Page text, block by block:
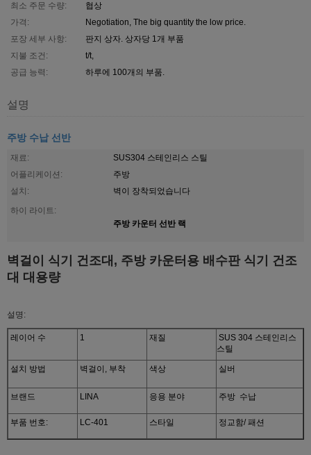
최소 주문 수량:
협상
가격:
Negotiation, The big quantity the low price.
포장 세부 사항:
판지 상자. 상자당 1개 부품
지불 조건:
t/t,
공급 능력:
하루에 100개의 부품.
설명
주방 수납 선반
재료:
SUS304 스테인리스 스틸
어플리케이션:
주방
설치:
벽이 장착되었습니다
하이 라이트:
주방 카운터 선반 랙
벽걸이 식기 건조대, 주방 카운터용 배수판 식기 건조
대 대용량
설명:
레이어 수 1 재질
SUS 304 스테인리스
스틸
설치 방법 벽걸이, 부착 색상 실버
브랜드 LINA 응용 분야 주방 수납
부품 번호: LC-401 스타일 정교함/ 패션